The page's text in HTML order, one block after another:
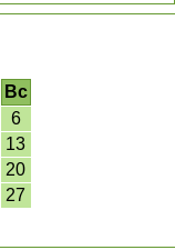
Вс
6
13
20
27